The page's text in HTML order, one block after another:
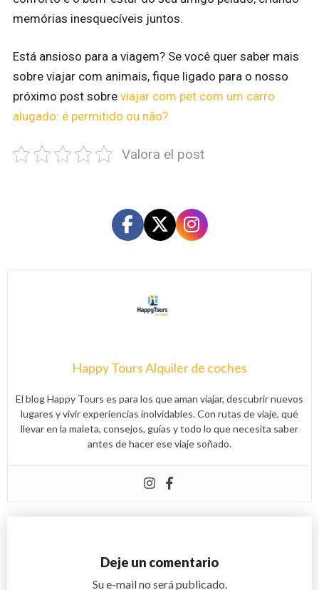
memórias inesquecíveis juntos.
Está ansioso para a viagem? Se você quer saber mais
sobre viajar com animais, fique ligado para o nosso
próximo post sobre viajar com pet com um carro
alugado: é permitido ou não?
Valora el post
Happy Tours Alquiler de coches
El blog Happy Tours es para los que aman viajar, descubrir nuevos
lugares y vivir experiencias inolvidables. Con rutas de viaje, qué
llevar en la maleta, consejos, guías y todo lo que necesita saber
antes de hacer ese viaje soñado.
Deje un comentario
Su e-mail no será publicado.